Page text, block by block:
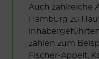
Auch zahlreiche
Hamburg zu
zählen zum
Fischer-Appelt,